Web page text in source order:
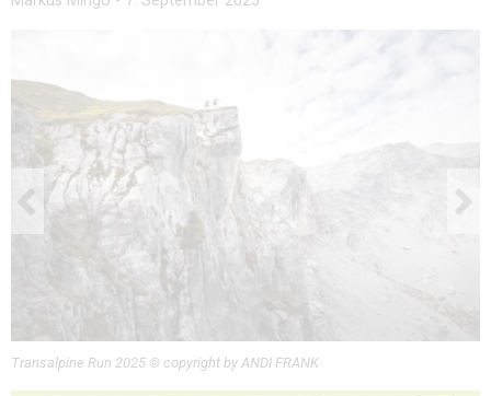
Transalpine Run 2025 © copyright by ANDI FRANK